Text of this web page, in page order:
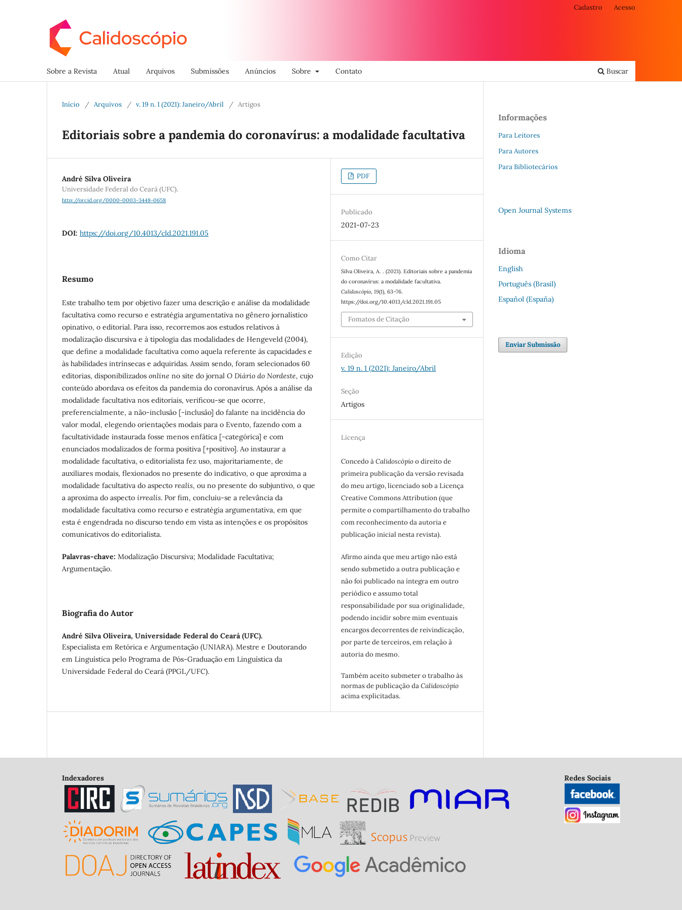
Sobre a Revista Atual Arquivos Submissões Anúncios Sobre Contato Buscar
Cadastro Acesso
Início / Arquivos / v. 19 n. 1 (2021): Janeiro/Abril / Artigos
Editoriais sobre a pandemia do coronavírus: a modalidade facultativa
André Silva Oliveira
Universidade Federal do Ceará (UFC).
http://orcid.org/0000-0003-3448-0658
DOI: https://doi.org/10.4013/cld.2021.191.05
Resumo
Este trabalho tem por objetivo fazer uma descrição e análise da modalidade
facultativa como recurso e estratégia argumentativa no gênero jornalístico
opinativo, o editorial. Para isso, recorremos aos estudos relativos à
modalização discursiva e à tipologia das modalidades de Hengeveld (2004),
que define a modalidade facultativa como aquela referente às capacidades e
às habilidades intrínsecas e adquiridas. Assim sendo, foram selecionados 60
editorias, disponibilizados online no site do jornal O Diário do Nordeste, cujo
conteúdo abordava os efeitos da pandemia do coronavírus. Após a análise da
modalidade facultativa nos editoriais, verificou-se que ocorre,
preferencialmente, a não-inclusão [-inclusão] do falante na incidência do
valor modal, elegendo orientações modais para o Evento, fazendo com a
facultatividade instaurada fosse menos enfática [-categórica] e com
enunciados modalizados de forma positiva [+positivo]. Ao instaurar a
modalidade facultativa, o editorialista fez uso, majoritariamente, de
auxiliares modais, flexionados no presente do indicativo, o que aproxima a
modalidade facultativa do aspecto realis, ou no presente do subjuntivo, o que
a aproxima do aspecto irrealis. Por fim, concluiu-se a relevância da
modalidade facultativa como recurso e estratégia argumentativa, em que
esta é engendrada no discurso tendo em vista as intenções e os propósitos
comunicativos do editorialista.
Palavras-chave: Modalização Discursiva; Modalidade Facultativa;
Argumentação.
Biografia do Autor
André Silva Oliveira, Universidade Federal do Ceará (UFC).
Especialista em Retórica e Argumentação (UNIARA). Mestre e Doutorando
em Linguística pelo Programa de Pós-Graduação em Linguística da
Universidade Federal do Ceará (PPGL/UFC).
PDF
Publicado
2021-07-23
Como Citar
Silva Oliveira, A. . (2021). Editoriais sobre a pandemia
do coronavírus: a modalidade facultativa.
Calidoscópio,19(1), 63–76.
https://doi.org/10.4013/cld.2021.191.05
Fomatos de Citação
Edição
v. 19 n. 1 (2021): Janeiro/Abril
Seção
Artigos
Licença
Concedo àCalidoscópioo direito de
primeira publicação da versão revisada
do meu artigo, licenciado sob a Licença
Creative Commons Attribution (que
permite o compartilhamento do trabalho
com reconhecimento da autoria e
publicação inicial nesta revista).
Afirmo ainda que meu artigo não está
sendo submetido a outra publicação e
não foi publicado na íntegra em outro
periódico e assumo total
responsabilidade por sua originalidade,
podendo incidir sobre mim eventuais
encargos decorrentes de reivindicação,
por parte de terceiros, em relação à
autoria do mesmo.
Também aceito submeter o trabalho às
normas de publicação daCalidoscópio
acima explicitadas.
Informações
Para Leitores
Para Autores
Para Bibliotecários
Open Journal Systems
Idioma
English
Português (Brasil)
Español (España)
Enviar Submissão
Indexadores Redes Sociais